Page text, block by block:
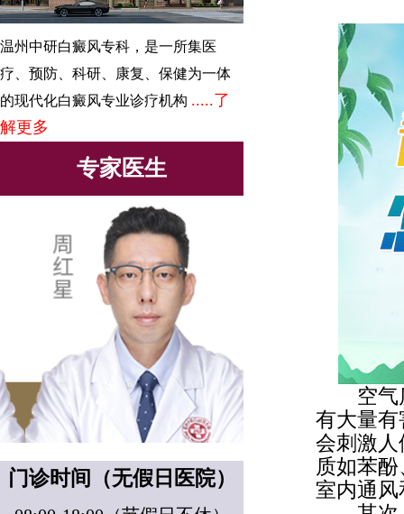
温州中研白癜风专科，是一所集医
疗、预防、科研、康复、保健为一体
的现代化白癜风专业诊疗机构 .....了
解更多
专家医生
门诊时间（无假日医院）
空气质
有大量
会刺激
质如苯
室内通